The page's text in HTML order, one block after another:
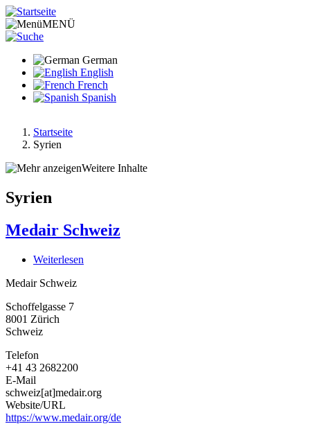
Direkt
zum
Inhalt
MENÜ
German
English
French
Spanish
Pfadnavigation
Startseite
Syrien
Weitere Inhalte
Syrien
Medair Schweiz
Weiterlesen
Medair Schweiz
Schoffelgasse 7
8001 Zürich
Schweiz
Telefon
+41 43 2682200
E-Mail
schweiz[at]medair.org
Website/URL
https://www.medair.org/de